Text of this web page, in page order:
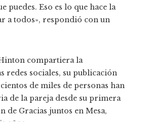
puedes. Eso es lo que hace la
a todos», respondió con un
compartiera la
redes sociales, su publicación
de miles de personas han
de la pareja desde su primera
de Gracias juntos en Mesa,